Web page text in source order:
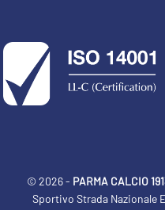
© 2026 - PARMA CALCIO
Sportivo Strada Nazionale